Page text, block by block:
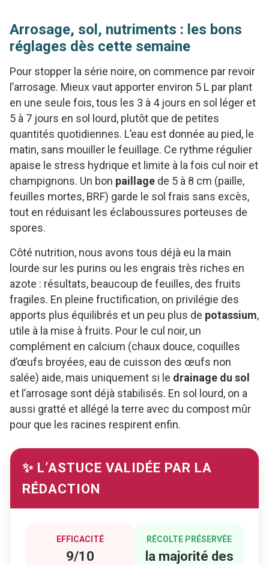
Arrosage, sol, nutriments : les bons
réglages dès cette semaine
Pour stopper la série noire, on commence par revoir
l’arrosage. Mieux vaut apporter environ 5 L par plant
en une seule fois, tous les 3 à 4 jours en sol léger et
5 à 7 jours en sol lourd, plutôt que de petites
quantités quotidiennes. L’eau est donnée au pied, le
matin, sans mouiller le feuillage. Ce rythme régulier
apaise le stress hydrique et limite à la fois cul noir et
champignons. Un bon paillage de 5 à 8 cm (paille,
feuilles mortes, BRF) garde le sol frais sans excès,
tout en réduisant les éclaboussures porteuses de
spores.
Côté nutrition, nous avons tous déjà eu la main
lourde sur les purins ou les engrais très riches en
azote : résultats, beaucoup de feuilles, des fruits
fragiles. En pleine fructification, on privilégie des
apports plus équilibrés et un peu plus de potassium,
utile à la mise à fruits. Pour le cul noir, un
complément en calcium (chaux douce, coquilles
d’œufs broyées, eau de cuisson des œufs non
salée) aide, mais uniquement si le drainage du sol
et l’arrosage sont déjà stabilisés. En sol lourd, on a
aussi gratté et allégé la terre avec du compost mûr
pour que les racines respirent enfin.
✨ L’ASTUCE VALIDÉE PAR LA
RÉDACTION
EFFICACITÉ
9/10
RÉCOLTE PRÉSERVÉE
la majorité des